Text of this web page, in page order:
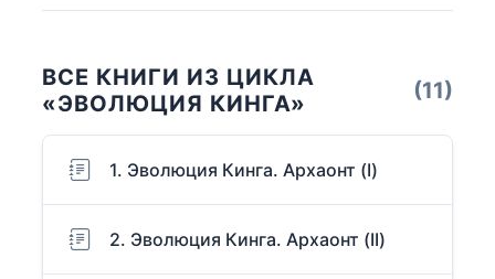
ВСЕ КНИГИ ИЗ ЦИКЛА
«ЭВОЛЮЦИЯ КИНГА»
(11)
1. Эволюция Кинга. Архаонт (I)
2. Эволюция Кинга. Архаонт (II)